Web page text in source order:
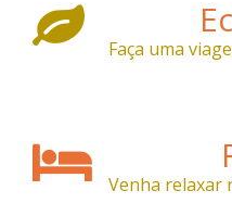
Faça uma
Venha relaxar